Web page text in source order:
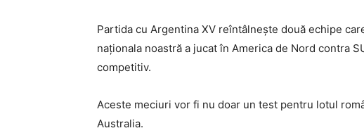
Partida cu Argentina XV reîntâlnește două echipe
naționala noastră a jucat în America de Nord contra
competitiv.
Aceste meciuri vor fi nu doar un test pentru lotul
Australia.